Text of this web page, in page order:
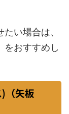
い場合は、
をおすすめし
（矢板